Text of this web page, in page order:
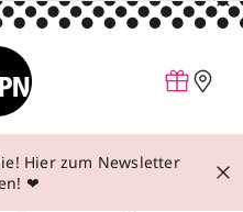
Hier zum Newsletter
❤